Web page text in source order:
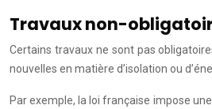
Travaux non-
Certains travaux ne sont pas
nouvelles en matière d’isolation ou
Par exemple, la loi française impose